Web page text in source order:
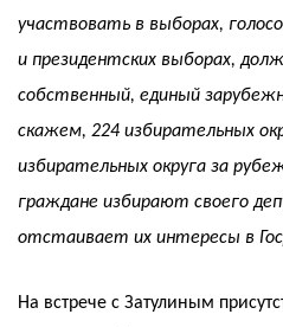
участвовать в выборах,
и президентских выборах,
собственный, единый
скажем, 224 избирательных
избирательных округа за
граждане избирают своего
отстаивает их интересы в
На встрече с Затулиным